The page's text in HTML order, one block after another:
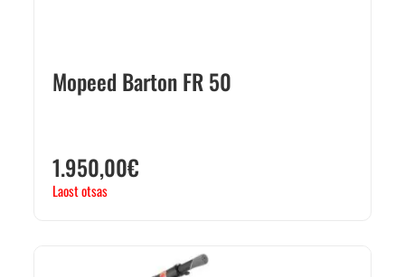
Mopeed Barton FR 50
1.950,00€
Laost otsas